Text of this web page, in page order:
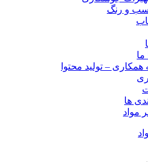
و رنگ
ما
– تولید محتوا
ها
مواد